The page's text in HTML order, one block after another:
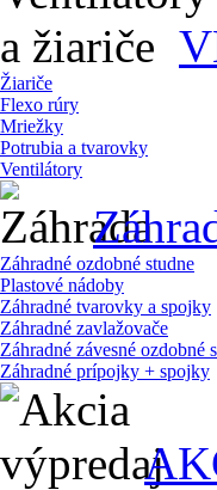
Žiariče
Flexo rúry
Mriežky
Potrubia a tvarovky
Ventilátory
Záhradné ozdobné studne
Plastové nádoby
Záhradné tvarovky a spojky
Záhradné zavlažovače
Záhradné závesné ozdobné
Záhradné prípojky + spojky